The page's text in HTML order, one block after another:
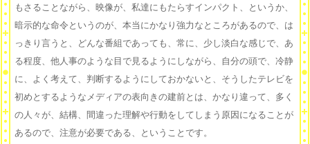
もさることながら、映像が、私達にもたらすインパクト、というか、
暗示的な命令というのが、本当にかなり強力なところがあるので、は
っきり言うと、どんな番組であっても、常に、少し淡白な感じで、あ
る程度、他人事のような目で見るようにしながら、自分の頭で、冷静
に、よく考えて、判断するようにしておかないと、そうしたテレビを
初めとするようなメディアの表向きの建前とは、かなり違って、多く
の人々が、結構、間違った理解や行動をしてしまう原因になることが
あるので、注意が必要である、ということです。